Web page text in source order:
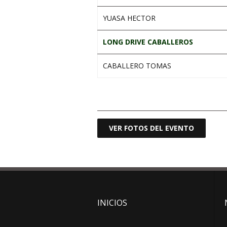
YUASA HECTOR
LONG DRIVE CABALLEROS
CABALLERO TOMAS
VER FOTOS DEL EVENTO
INICIOS